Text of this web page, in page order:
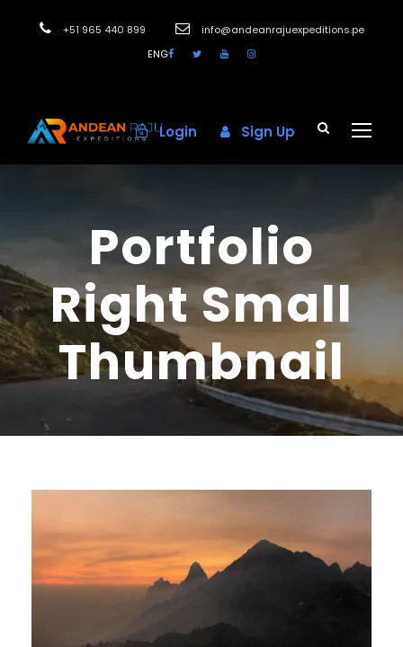
+51 965 440 899
info@andeanrajuexpeditions.pe
ENG
Login Sign Up
Portfolio
Right Small
Thumbnail